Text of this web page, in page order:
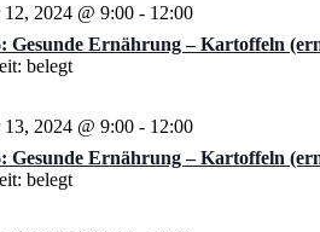
12, 2024 @ 9:00- 12:00
Gesunde Ernährung – Kartoffeln
13, 2024 @ 9:00- 12:00
Gesunde Ernährung – Kartoffeln